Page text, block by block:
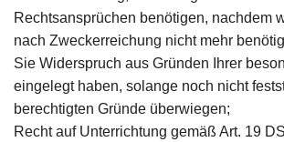
Rechtsansprüchen benötigen, nachdem
nach Zweckerreichung nicht mehr
Sie Widerspruch aus Gründen Ihrer
eingelegt haben, solange noch nicht
berechtigten Gründe überwiegen;
Recht auf Unterrichtung gemäß Art. 19